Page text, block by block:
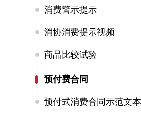
消费警示提示
消协消费提示视频
商品比较试验
预付费合同
预付式消费合同示范文本